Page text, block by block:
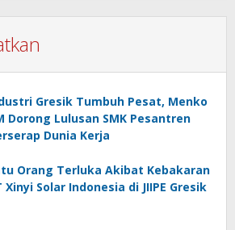
Gresik Tumbuh Pesat, Menko
Dorong Lulusan SMK Pesantren
Dunia Kerja
Orang Terluka Akibat Kebakaran
Xinyi Solar Indonesia di JIIPE Gresik